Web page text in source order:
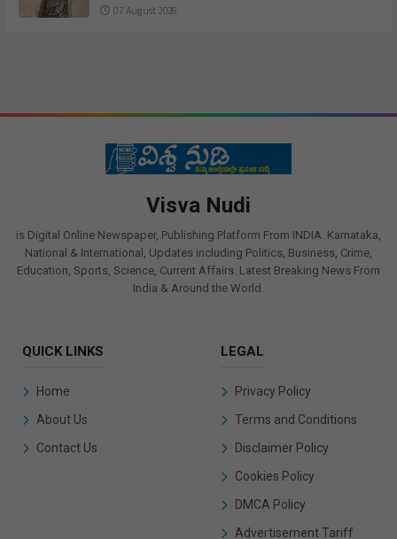
07 August 2026
Visva Nudi
is Digital Online Newspaper, Publishing Platform From INDIA. Karnataka,
National & International, Updates including Politics, Business, Crime,
Education, Sports, Science, Current Affairs. Latest Breaking News From
India & Around the World.
QUICK LINKS
Home
About Us
Contact Us
LEGAL
Privacy Policy
Terms and Conditions
Disclaimer Policy
Cookies Policy
DMCA Policy
Advertisement Tariff